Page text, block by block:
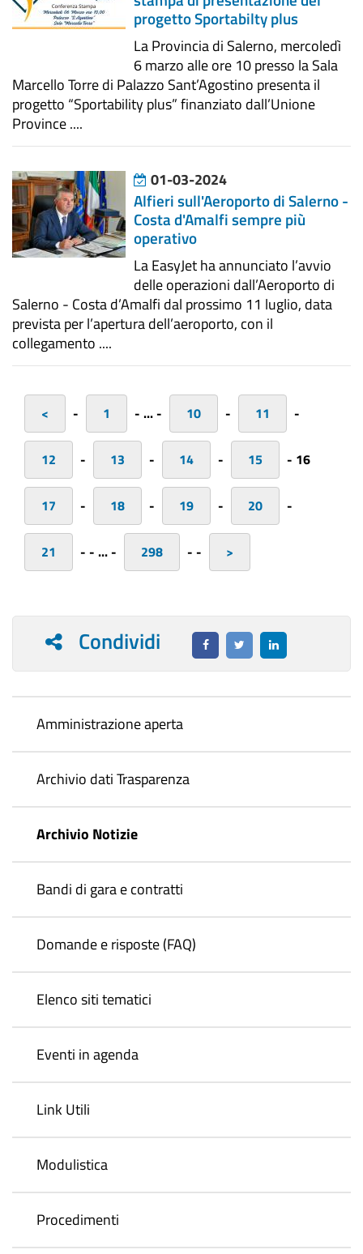
progetto Sportabilty plus
La Provincia di Salerno, mercoledì
6 marzo alle ore 10 presso la Sala
Marcello Torre di Palazzo Sant’Agostino presenta il
progetto “Sportability plus” finanziato dall’Unione
Province ....
01-03-2024
Alfieri sull'Aeroporto di Salerno -
Costa d'Amalfi sempre più
operativo
La EasyJet ha annunciato l’avvio
delle operazioni dall’Aeroporto di
Salerno - Costa d’Amalfi dal prossimo 11 luglio, data
prevista per l’apertura dell’aeroporto, con il
collegamento ....
< - 1 - ...- 10 - 11 -
12 - 13 - 14 - 15 - 16
17 - 18 - 19 - 20 -
21 - - ...- 298 - - >
Condividi
Amministrazione aperta
Archivio dati Trasparenza
Archivio Notizie
Bandi di gara e contratti
Domande e risposte (FAQ)
Elenco siti tematici
Eventi in agenda
Link Utili
Modulistica
Procedimenti